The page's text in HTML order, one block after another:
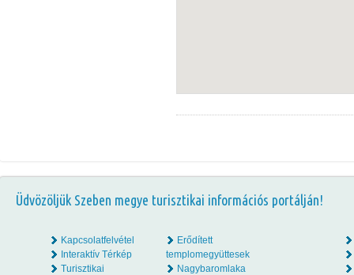
Üdvözöljük Szeben megye turisztikai információs portálján!
Kapcsolatfelvétel
Interaktív Térkép
Turisztikai
Erődített
templomegyüttesek
Nagybaromlaka